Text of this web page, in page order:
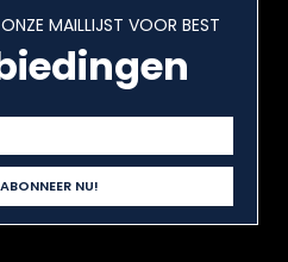
MAILLIJST VOOR BEST